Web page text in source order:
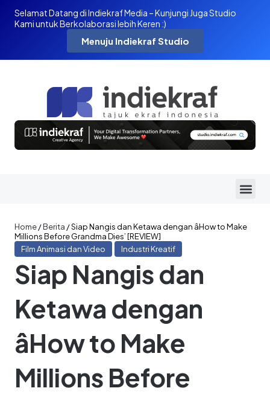
Selamat Datang di Indiekraf Media – Kunjungi Juga Studio
Kami untuk Berkolaborasi lebih Keren :)
Menuju Indiekraf Studio
Home/Berita /Siap Nangis dan Ketawa dengan âHow to Make
Millions Before Grandma Dies’ [REVIEW]
Film Animasi dan Video
Industri Kreatif
Siap Nangis dan
Ketawa dengan
âHow to Make
Millions Before